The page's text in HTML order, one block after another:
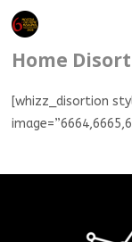
Home
[whizz_disortion